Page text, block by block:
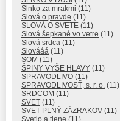
Slnko za mrakmi (11)
Slová o pravde (11)
SLOVÁ O SVETE (11)
Slová šepkané vo vetre (11)
Slová srdca (11)
Slovááá (11)
SOM (11)
ŠPINY VYŠE HLAVY (11)
SPRAVODLIVO (11)
SPRAVODLIVOSŤ, s. r. o. (11)
SRDCOM (11)
SVET (11)
SVET PLNÝ ZÁZRAKOV (11)
Svetlo a tiene (11)